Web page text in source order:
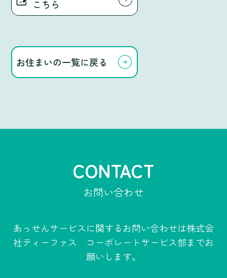
こちら
お住まいの一覧に戻る
CONTACT
お問い合わせ
あっせんサービスに関するお問い合わせは株式会
社ティーファス コーポレートサービス部までお
願いします。